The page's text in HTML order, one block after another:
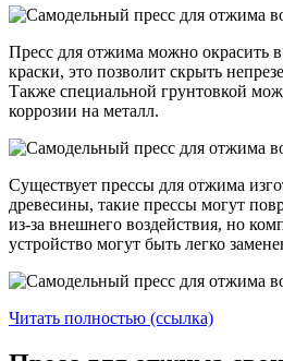
Пресс для отжима можно окрасить
краски, это позволит скрыть
Также специальной грунтовкой
коррозии на металл.
Существует прессы для отжима
древесины, такие прессы могут
из-за внешнего воздействия, но
устройство могут быть легко
Читать полностью (ссылка)